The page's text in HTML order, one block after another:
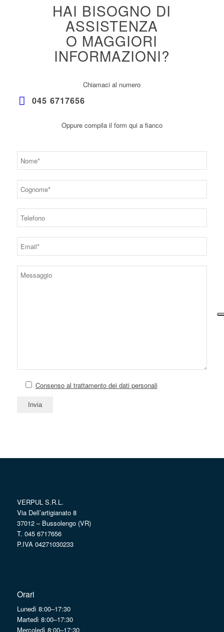
HAI BISOGNO DI
ASSISTENZA
O MAGGIORI
INFORMAZIONI?
Chiamaci al numero
045 6717656
Oppure compila il form qui a fianco
Consenso al trattamento dei dati personali
VERPUL S.R.L.
Via Dell’artigianato 8
37012 – Bussolengo (VR)
T. 045 6717656
P.IVA 04271030233
Orari
Lunedì 8:00–17:30
Martedì 8:00–17:30
Mercoledì 8:00–17:30